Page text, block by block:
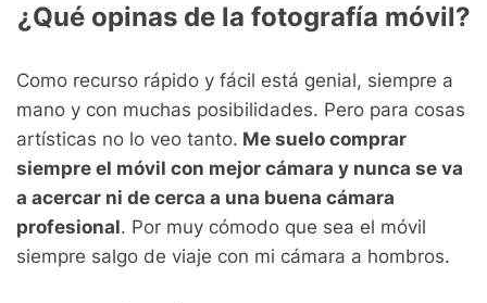
¿Qué opinas de la fotografía móvil?
Como recurso rápido y fácil está genial, siempre a
mano y con muchas posibilidades. Pero para cosas
artísticas no lo veo tanto. Me suelo comprar
siempre el móvil con mejor cámara y nunca se va
a acercar ni de cerca a una buena cámara
profesional. Por muy cómodo que sea el móvil
siempre salgo de viaje con mi cámara a hombros.